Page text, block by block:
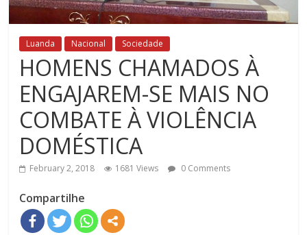
Luanda Nacional Sociedade
HOMENS CHAMADOS À
ENGAJAREM-SE MAIS NO
COMBATE À VIOLÊNCIA
DOMÉSTICA
February 2, 2018 1681 Views 0 Comments
Compartilhe